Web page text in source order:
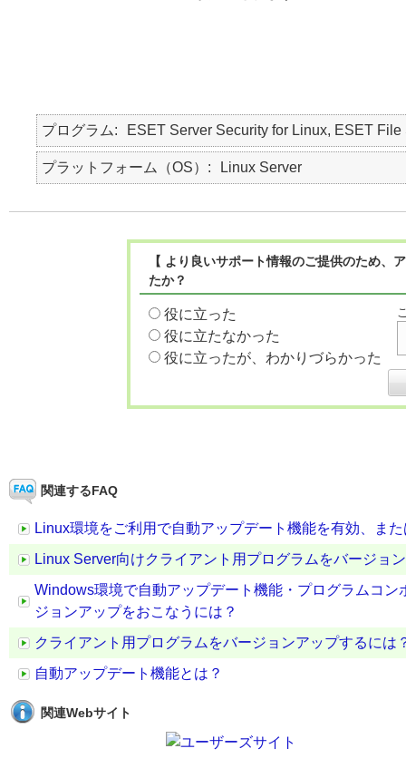
プログラム ESET Server Security for Linux, ESET
プラットフォーム（OS） Linux Server
【 より良いサポート情報のご提供のため
たか？
役に立った
役に立たなかった
役に立ったが、わかりづらかった
関連するFAQ
Linux環境をご利用で自動アップデート機能を有効、ま
Linux Server向けクライアント用プログラムをバージョ
Windows環境で自動アップデート機能・プログラムコ
ジョンアップをおこなうには？
クライアント用プログラムをバージョンアップするには
自動アップデート機能とは？
関連Webサイト